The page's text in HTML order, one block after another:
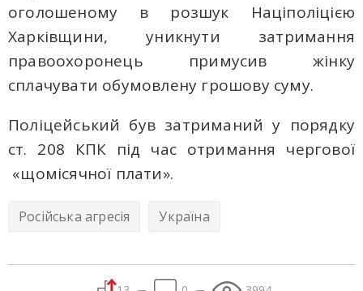
оголошеному в розшук Націполіцією
Харківщини, уникнути затримання
правоохоронець примусив жінку
сплачувати обумовлену грошову суму.
Поліцейський був затриманий у порядку
ст. 208 КПК під час отримання чергової
«щомісячної плати».
Російська агресія Україна